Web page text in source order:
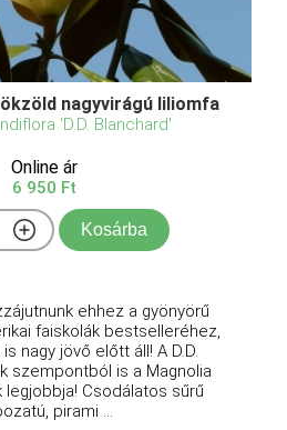
nagyvirágú liliomfa
'D.D. Blanchard'
Online ár
6 950 Ft
Kosárba
ehhez a gyönyörű
faiskolák bestselleréhez,
nagy jövő előtt áll! A D.D.
szempontból is a Magnolia
legjobbja! Csodálatos sűrű
pirami ...